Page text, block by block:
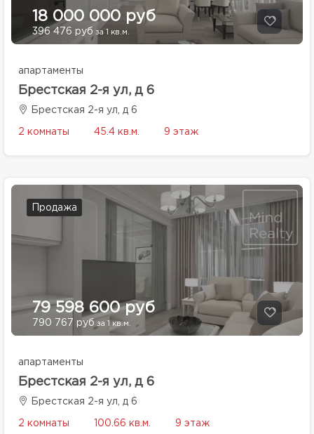
18 000 000 руб
396 476 руб за 1 кв.м.
апартаменты
Брестская 2-я ул, д 6
Брестская 2-я ул, д 6
2 комнаты 45.4 кв.м. 9 этаж
Продажа
79 598 600 руб
790 767 руб за 1 кв.м.
апартаменты
Брестская 2-я ул, д 6
Брестская 2-я ул, д 6
2 комнаты 100.66 кв.м. 9 этаж